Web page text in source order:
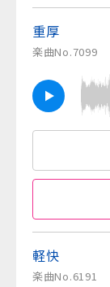
重厚
楽曲No.7099
軽快
楽曲No.6191